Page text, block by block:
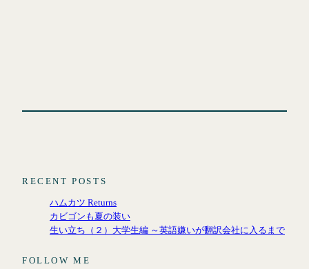
RECENT POSTS
ハムカツ Returns
カビゴンも夏の装い
生い立ち（２）大学生編 ～英語嫌いが翻訳会社に入るまで
FOLLOW ME